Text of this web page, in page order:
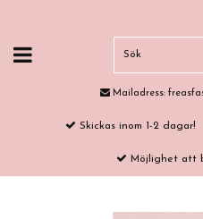
Mailadress:
Skickas inom 1-2 dagar!
Möjlighet att